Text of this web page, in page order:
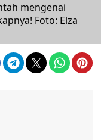
mengenai
Foto: Elza